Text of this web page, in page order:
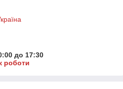
до 17:30
роботи